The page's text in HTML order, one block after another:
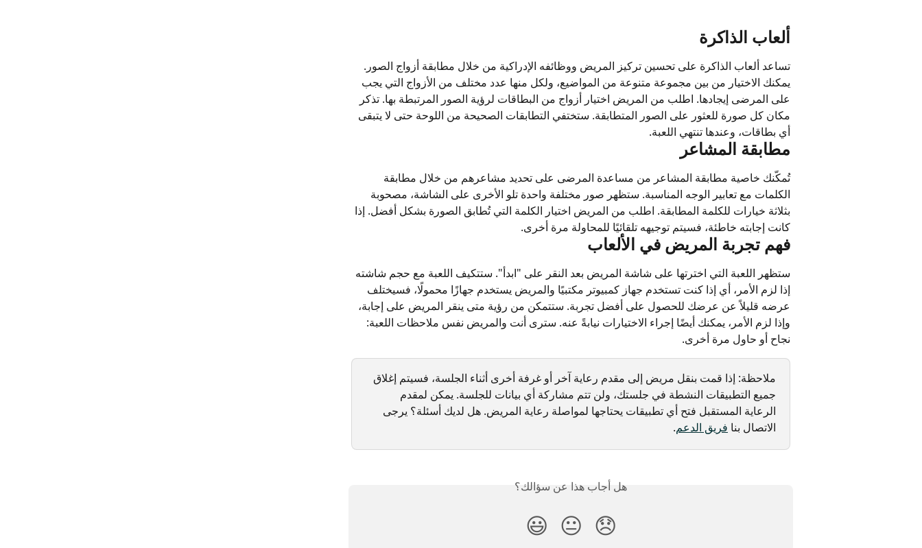
ألعاب الذاكرة
تساعد ألعاب الذاكرة على تحسين تركيز المريض ووظائفه الإدراكية من خلال مطابقة أزواج الصور.
يمكنك الاختيار من بين مجموعة متنوعة من المواضيع، ولكل منها عدد مختلف من الأزواج التي يجب
على المرضى إيجادها. اطلب من المريض اختيار أزواج من البطاقات لرؤية الصور المرتبطة بها. تذكر
مكان كل صورة للعثور على الصور المتطابقة. ستختفي التطابقات الصحيحة من اللوحة حتى لا يتبقى
أي بطاقات، وعندها تنتهي اللعبة.
مطابقة المشاعر
تُمكّنك خاصية مطابقة المشاعر من مساعدة المرضى على تحديد مشاعرهم من خلال مطابقة
الكلمات مع تعابير الوجه المناسبة. ستظهر صور مختلفة واحدة تلو الأخرى على الشاشة، مصحوبة
بثلاثة خيارات للكلمة المطابقة. اطلب من المريض اختيار الكلمة التي تُطابق الصورة بشكل أفضل. إذا
كانت إجابته خاطئة، فسيتم توجيهه تلقائيًا للمحاولة مرة أخرى.
فهم تجربة المريض في الألعاب
ستظهر اللعبة التي اخترتها على شاشة المريض بعد النقر على "ابدأ". ستتكيف اللعبة مع حجم شاشته
إذا لزم الأمر، أي إذا كنت تستخدم جهاز كمبيوتر مكتبيًا والمريض يستخدم جهازًا محمولًا، فسيختلف
عرضه قليلاً عن عرضك للحصول على أفضل تجربة. ستتمكن من رؤية متى ينقر المريض على إجابة،
وإذا لزم الأمر، يمكنك أيضًا إجراء الاختيارات نيابةً عنه. سترى أنت والمريض نفس ملاحظات اللعبة:
نجاح أو حاول مرة أخرى.
ملاحظة: إذا قمت بنقل مريض إلى مقدم رعاية آخر أو غرفة أخرى أثناء الجلسة، فسيتم إغلاق
جميع التطبيقات النشطة في جلستك، ولن تتم مشاركة أي بيانات للجلسة. يمكن لمقدم
الرعاية المستقبل فتح أي تطبيقات يحتاجها لمواصلة رعاية المريض. هل لديك أسئلة؟ يرجى
الاتصال بنا فريق الدعم.
هل أجاب هذا عن سؤالك؟
😞
😐
😃